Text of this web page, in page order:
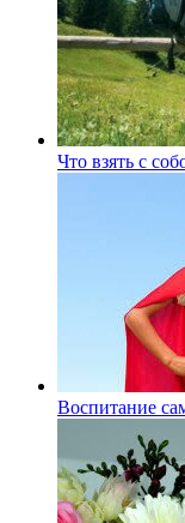
Что взять с
Воспитание